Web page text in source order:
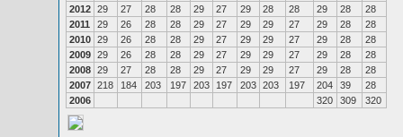
2012 29 27 28 28 29 27 29 28 28 29 28
28
2011
29 26 28 28 29 27 29 29 27 29 28
28
2010 29 26 28 28 29 27 29 29 27 29 28
28
2009 29 26 28 28 29 27 29 29 27 29 28
28
2008 29 27 28 28 29 27 29 29 27 29 28
28
2007 218 184 203 197 203 197 203 203 197 204 39
28
2006
320 309 320